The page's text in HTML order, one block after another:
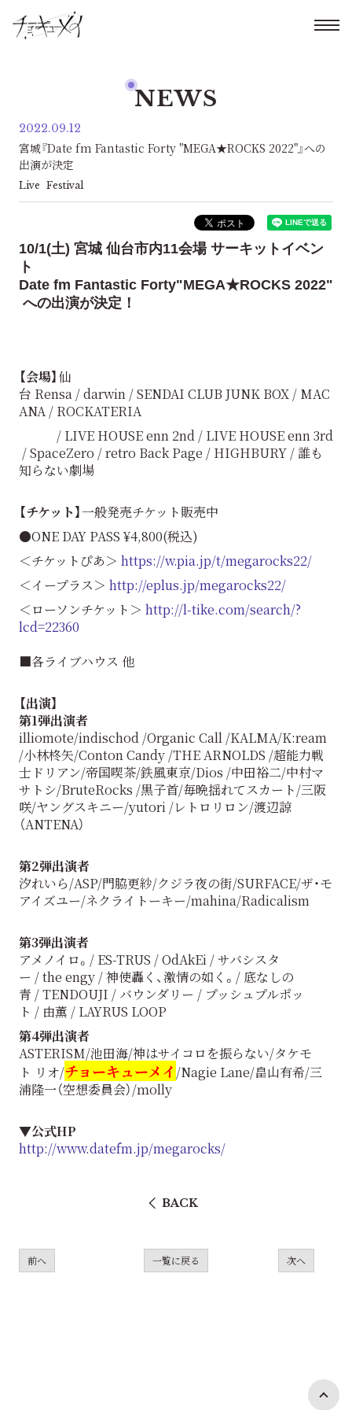
NEWS
2022.09.12
宮城『Date fm Fantastic Forty "MEGA★ROCKS 2022"』への
出演が決定
Live Festival
10/1(土) 宮城 仙台市内11会場 サーキットイベン
ト
Date fm Fantastic Forty"MEGA★ROCKS 2022"
への出演が決定！
【会場】仙
台 Rensa / darwin / SENDAI CLUB JUNK BOX / MAC
ANA / ROCKATERIA
/ LIVE HOUSE enn 2nd / LIVE HOUSE enn 3rd
/ SpaceZero / retro Back Page / HIGHBURY / 誰も
知らない劇場
【チケット】一般発売チケット販売中
●ONE DAY PASS ¥4,800(税込)
＜チケットぴあ＞ https://w.pia.jp/t/megarocks22/
＜イープラス＞ http://eplus.jp/megarocks22/
＜ローソンチケット＞ http://l-tike.com/search/?
lcd=22360
■各ライブハウス 他
【出演】
第1弾出演者
illiomote/indischod /Organic Call /KALMA/K:ream
/小林柊矢/Conton Candy /THE ARNOLDS /超能力戦
士ドリアン/帝国喫茶/鉄風東京/Dios /中田裕二/中村マ
サトシ/BruteRocks /黒子首/毎晩揺れてスカート/三阪
咲/ヤングスキニー/yutori /レトロリロン/渡辺諒
（ANTENA）
第2弾出演者
汐れいら/ASP/門脇更紗/クジラ夜の街/SURFACE/ザ・モ
アイズユー/ネクライトーキー/mahina/Radicalism
第3弾出演者
アメノイロ。/ ES-TRUS / OdAkEi / サバシスタ
ー / the engy / 神使轟く、激情の如く。/ 底なしの
青 / TENDOUJI / バウンダリー / プッシュプルポッ
ト / 由薫 / LAYRUS LOOP
第4弾出演者
ASTERISM/池田海/神はサイコロを振らない/タケモ
ト リオ/チョーキューメイ /Nagie Lane/畠山有希/三
浦隆一（空想委員会）/ｍolly
▼公式HP
http://www.datefm.jp/megarocks/
BACK
前へ 一覧に戻る 次へ